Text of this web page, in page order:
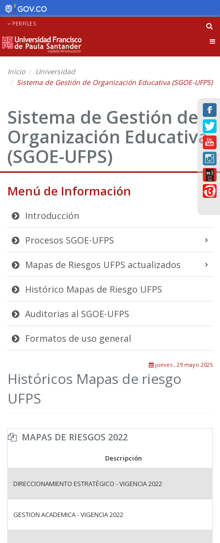
PERFILES
Inicio
Universidad
Sistema de Gestión de Organización Educativa (SGOE-UFPS)
Sistema de Gestión de
Organización Educativa
(SGOE-UFPS)
Menú de Información
Introducción
Procesos SGOE-UFPS
Mapas de Riesgos UFPS actualizados
Histórico Mapas de Riesgo UFPS
Auditorias al SGOE-UFPS
Formatos de uso general
jueves , 29 mayo 2025
Históricos Mapas de riesgo
UFPS
MAPAS DE RIESGOS 2022
Descripción
DIRECCIONAMIENTO ESTRATÉGICO - VIGENCIA 2022
GESTION ACADEMICA - VIGENCIA 2022